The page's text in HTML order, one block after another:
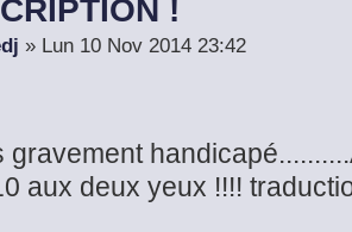
!
» Lun 10 Nov 2014 23:42
gravement
aux deux yeux !!!!